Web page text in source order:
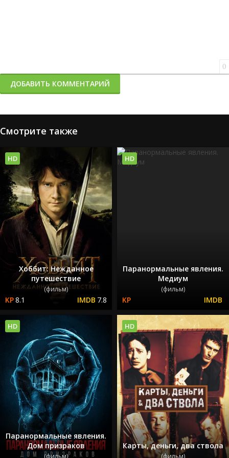
0
ДОБАВИТЬ КОММЕНТАРИЙ
Смотрите также
Хоббит: Нежданное
путешествие
(фильм)
8.1 7.8
HD
Паранормальные явления.
Медиум
(фильм)
HD
Паранормальные явления.
Дом призраков
(фильм)
HD
Карты, деньги, два ствола
(фильм)
HD